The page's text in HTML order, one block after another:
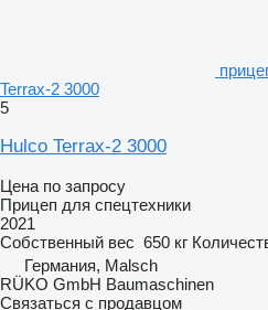
Terrax-2 3000
5
Hulco Terrax-2 3000
Цена по запросу
Прицеп для спецтехники
2021
Собственный вес 650 кг
Германия, Malsch
RÜKO GmbH Baumaschinen
Связаться с продавцом